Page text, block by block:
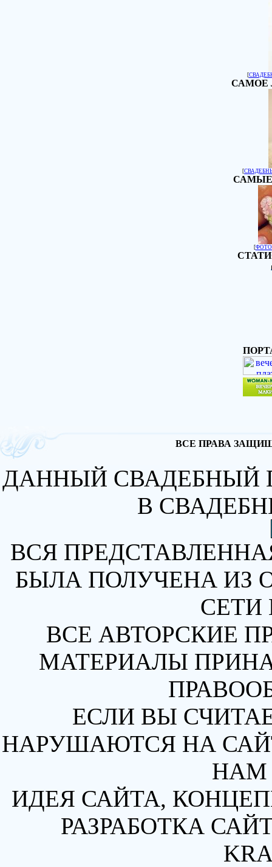
[
САМОЕ
[
[
ВСЕ ПРАВА
ДАННЫЙ СВАДЕБНЫЙ
В
ВСЯ
БЫЛА ПОЛУЧЕНА ИЗ
СЕТИ
ВСЕ АВТОРСКИЕ
МАТЕРИАЛЫ
ЕСЛИ ВЫ
НАРУШАЮТСЯ НА
НАМ
ИДЕЯ САЙТА,
РАЗРАБОТКА